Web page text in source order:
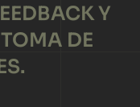
Y
DE